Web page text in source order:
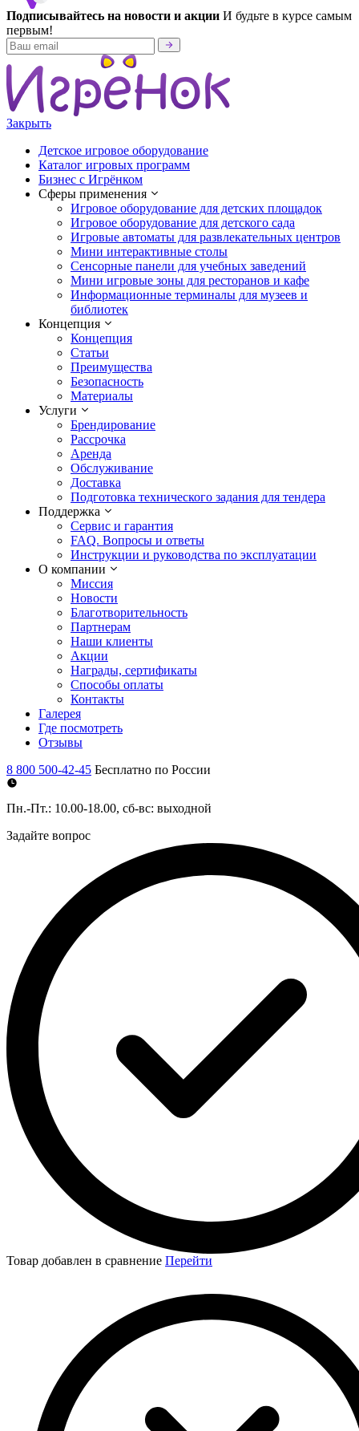
Подписывайтесь на новости и акции И будьте в курсе самым
первым!
Закрыть
Детское игровое оборудование
Каталог игровых программ
Бизнес с Игрёнком
Сферы применения
Игровое оборудование для детских площадок
Игровое оборудование для детского сада
Игровые автоматы для развлекательных центров
Мини интерактивные столы
Сенсорные панели для учебных заведений
Мини игровые зоны для ресторанов и кафе
Информационные терминалы для музеев и
библиотек
Концепция
Концепция
Статьи
Преимущества
Безопасность
Материалы
Услуги
Брендирование
Рассрочка
Аренда
Обслуживание
Доставка
Подготовка технического задания для тендера
Поддержка
Сервис и гарантия
FAQ. Вопросы и ответы
Инструкции и руководства по эксплуатации
О компании
Миссия
Новости
Благотворительность
Партнерам
Наши клиенты
Акции
Награды, сертификаты
Способы оплаты
Контакты
Галерея
Где посмотреть
Отзывы
8 800 500-42-45 Бесплатно по России
Пн.-Пт.: 10.00-18.00, сб-вс: выходной
Задайте вопрос
Товар добавлен в сравнение Перейти